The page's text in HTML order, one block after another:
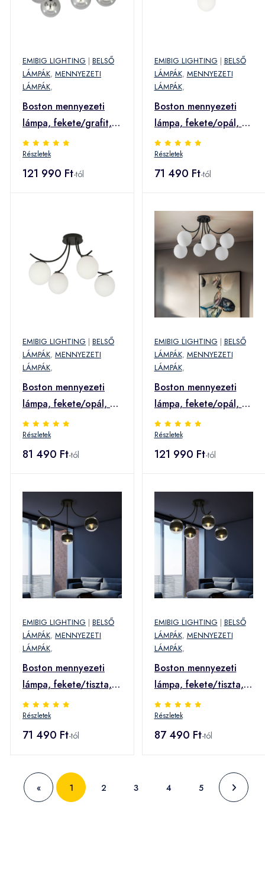
EMIBIG LIGHTING | BELSŐ
LÁMPÁK, MENNYEZETI
LÁMPÁK,
Boston mennyezeti
lámpa, fekete/grafit,
6-izzós
Részletek
121 990 Ft-tól
EMIBIG LIGHTING | BELSŐ
LÁMPÁK, MENNYEZETI
LÁMPÁK,
Boston mennyezeti
lámpa, fekete/opál, 3-
izzós
Részletek
71 490 Ft-tól
EMIBIG LIGHTING | BELSŐ
LÁMPÁK, MENNYEZETI
LÁMPÁK,
Boston mennyezeti
lámpa, fekete/opál, 4-
izzós
Részletek
81 490 Ft-tól
EMIBIG LIGHTING | BELSŐ
LÁMPÁK, MENNYEZETI
LÁMPÁK,
Boston mennyezeti
lámpa, fekete/opál, 6-
izzós
Részletek
121 990 Ft-tól
EMIBIG LIGHTING | BELSŐ
LÁMPÁK, MENNYEZETI
LÁMPÁK,
Boston mennyezeti
lámpa, fekete/tiszta,
3-as lámpa
Részletek
71 490 Ft-tól
EMIBIG LIGHTING | BELSŐ
LÁMPÁK, MENNYEZETI
LÁMPÁK,
Boston mennyezeti
lámpa, fekete/tiszta, 4
lámpa
Részletek
87 490 Ft-tól
« 1 2 3 4 5